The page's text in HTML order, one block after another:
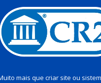
mais que criar site ou